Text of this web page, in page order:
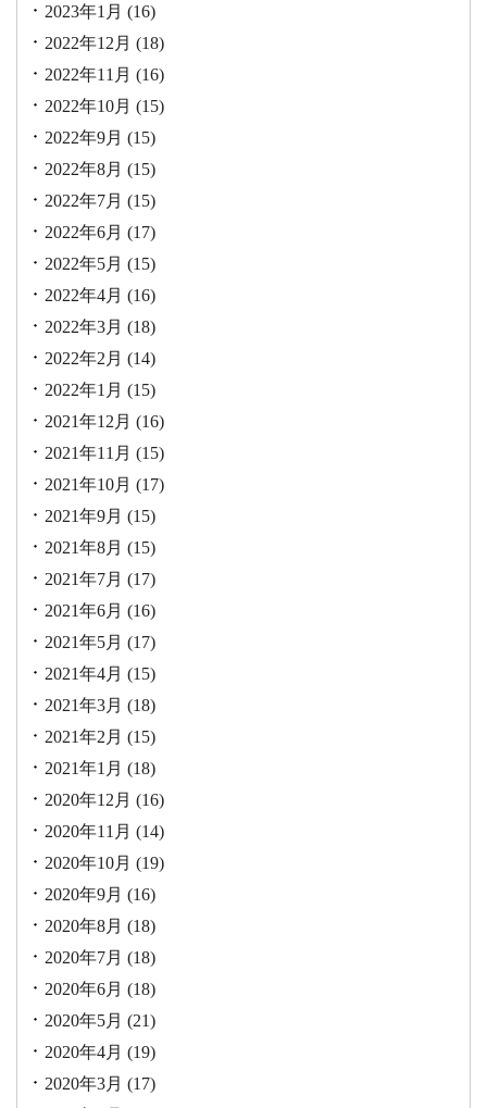
2023年1月 (16)
2022年12月 (18)
2022年11月 (16)
2022年10月 (15)
2022年9月 (15)
2022年8月 (15)
2022年7月 (15)
2022年6月 (17)
2022年5月 (15)
2022年4月 (16)
2022年3月 (18)
2022年2月 (14)
2022年1月 (15)
2021年12月 (16)
2021年11月 (15)
2021年10月 (17)
2021年9月 (15)
2021年8月 (15)
2021年7月 (17)
2021年6月 (16)
2021年5月 (17)
2021年4月 (15)
2021年3月 (18)
2021年2月 (15)
2021年1月 (18)
2020年12月 (16)
2020年11月 (14)
2020年10月 (19)
2020年9月 (16)
2020年8月 (18)
2020年7月 (18)
2020年6月 (18)
2020年5月 (21)
2020年4月 (19)
2020年3月 (17)